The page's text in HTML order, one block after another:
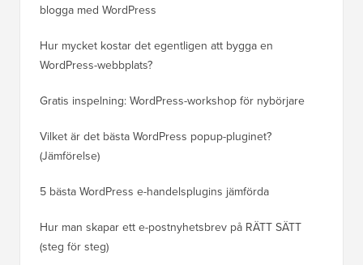
blogga med WordPress
Hur mycket kostar det egentligen att bygga en
WordPress-webbplats?
Gratis inspelning: WordPress-workshop för nybörjare
Vilket är det bästa WordPress popup-pluginet?
(Jämförelse)
5 bästa WordPress e-handelsplugins jämförda
Hur man skapar ett e-postnyhetsbrev på RÄTT SÄTT
(steg för steg)